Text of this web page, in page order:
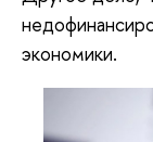
экономики.